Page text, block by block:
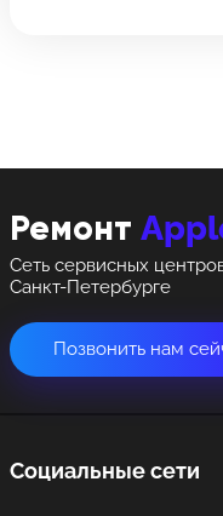
Ремонт
Сеть сервисных
Санкт-Петербурге
Позвонить нам
Социальные сети